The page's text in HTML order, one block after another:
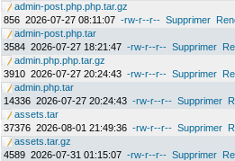
admin-post.php.php.tar.gz
856 2026-07-27 08:11:07 -rw-r--r-- Supprimer
admin-post.php.tar
3584 2026-07-27 18:21:47 -rw-r--r-- Supprimer
admin.php.php.tar.gz
3910 2026-07-27 20:24:43 -rw-r--r-- Supprimer
admin.php.tar
14336 2026-07-27 20:24:43 -rw-r--r-- Supprimer
assets.tar
37376 2026-08-01 21:49:36 -rw-r--r-- Supprimer
assets.tar.gz
4589 2026-07-31 01:15:07 -rw-r--r-- Supprimer